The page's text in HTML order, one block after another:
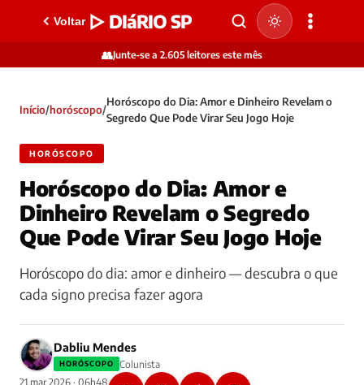
Voltar ▷ DIáRIO SP
👥Junte-se a 2.605 leitores este mês
Início/horóscopo/
Horóscopo do Dia: Amor e Dinheiro Revelam o
Segredo Que Pode Virar Seu Jogo Hoje
HORÓSCOPO
Horóscopo do Dia: Amor e
Dinheiro Revelam o Segredo
Que Pode Virar Seu Jogo Hoje
Horóscopo do dia: amor e dinheiro — descubra o que
cada signo precisa fazer agora
Dabliu Mendes
HORÓSCOPO
Colunista
21 mar 2026 · 06h48